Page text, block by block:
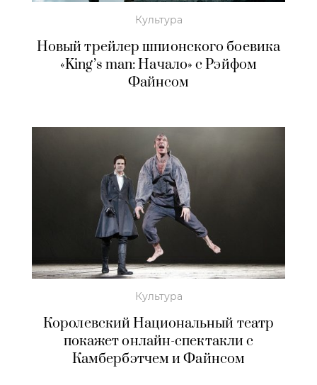
Культура
Новый трейлер шпионского боевика
«King’s man: Начало» с Рэйфом
Файнсом
Культура
Королевский Национальный театр
покажет онлайн-спектакли с
Камбербэтчем и Файнсом